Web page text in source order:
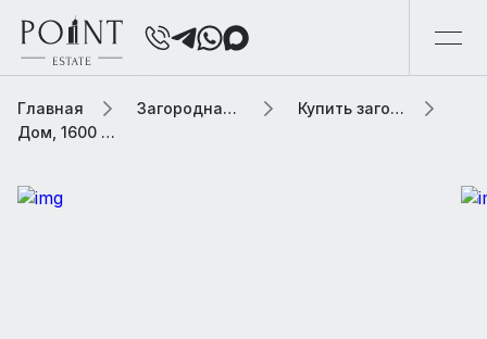
Главная Загородная элитная недвижимость
Купить загородную элитную недвижимость
Дом, 1600 м² В коттеджном поселке «Николино»